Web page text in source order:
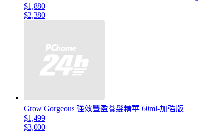
$1,880
$2,380
Grow Gorgeous 強效豐盈養髮精華 60ml-加強版
$1,499
$3,000